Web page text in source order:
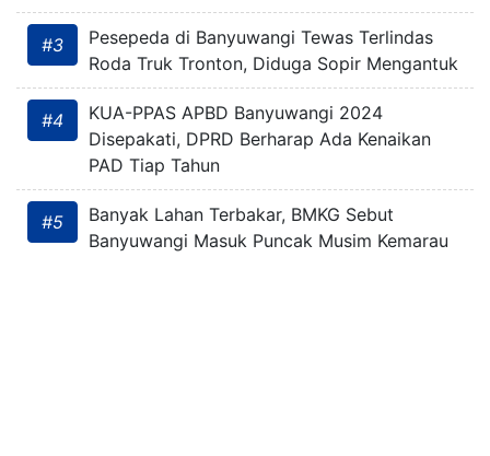
#3
Pesepeda di Banyuwangi Tewas Terlindas
Roda Truk Tronton, Diduga Sopir Mengantuk
#4
KUA-PPAS APBD Banyuwangi 2024
Disepakati, DPRD Berharap Ada Kenaikan
PAD Tiap Tahun
#5
Banyak Lahan Terbakar, BMKG Sebut
Banyuwangi Masuk Puncak Musim Kemarau